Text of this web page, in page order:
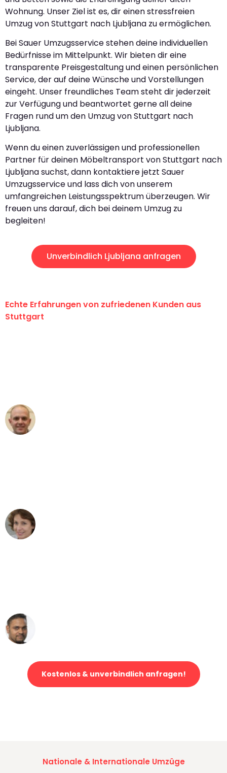
Wohnung. Unser Ziel ist es, dir einen stressfreien
Umzug von Stuttgart nach Ljubljana zu ermöglichen.
Bei Sauer Umzugsservice stehen deine individuellen
Bedürfnisse im Mittelpunkt. Wir bieten dir eine
transparente Preisgestaltung und einen persönlichen
Service, der auf deine Wünsche und Vorstellungen
eingeht. Unser freundliches Team steht dir jederzeit
zur Verfügung und beantwortet gerne all deine
Fragen rund um den Umzug von Stuttgart nach
Ljubljana.
Wenn du einen zuverlässigen und professionellen
Partner für deinen Möbeltransport von Stuttgart nach
Ljubljana suchst, dann kontaktiere jetzt Sauer
Umzugsservice und lass dich von unserem
umfangreichen Leistungsspektrum überzeugen. Wir
freuen uns darauf, dich bei deinem Umzug zu
begleiten!
Unverbindlich Ljubljana anfragen
Echte Erfahrungen von zufriedenen Kunden aus
Stuttgart
Kostenlos & unverbindlich anfragen!
Nationale & Internationale Umzüge